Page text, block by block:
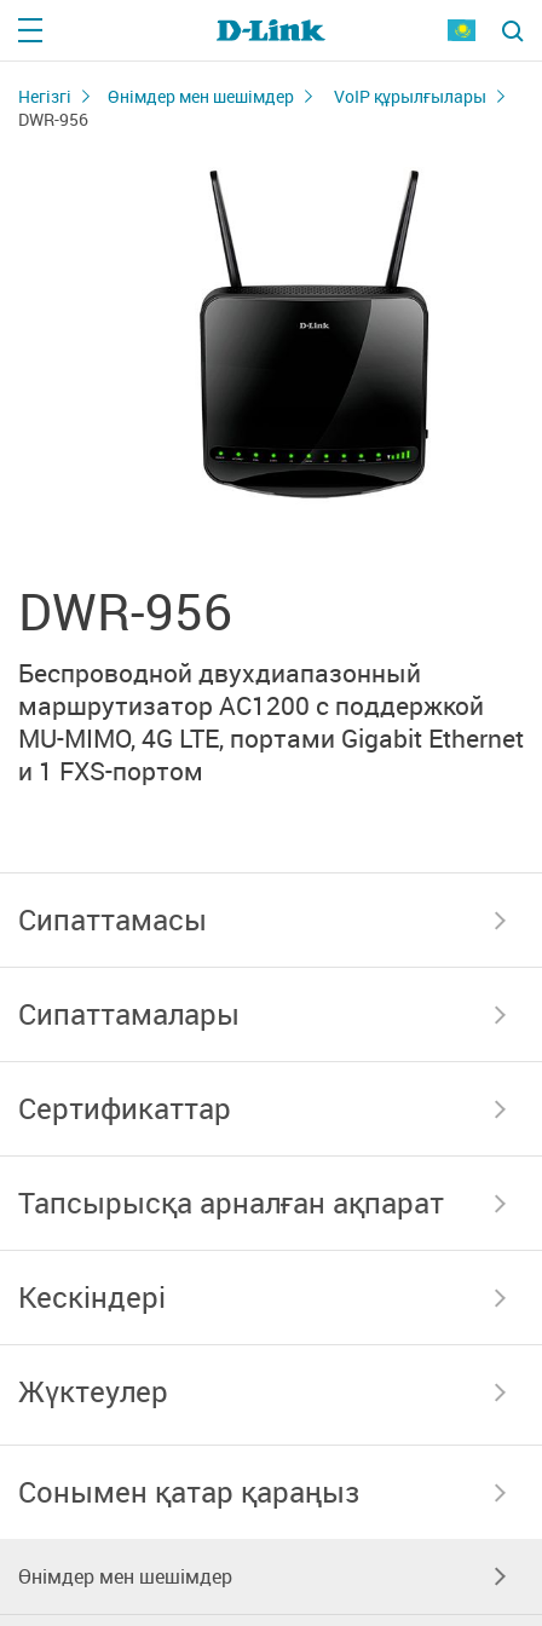
Негізгі Өнімдер мен шешімдер
VoIP құрылғылары
DWR-956
DWR-956
Беспроводной двухдиапазонный
маршрутизатор AC1200 с поддержкой
MU-MIMO,4G LTE, портами Gigabit Ethernet
и 1 FXS-портом
Сипаттамасы
Сипаттамалары
Сертификаттар
Тапсырысқа арналған ақпарат
Кескіндері
Жүктеулер
Сонымен қатар қараңыз
Өнімдер мен шешімдер